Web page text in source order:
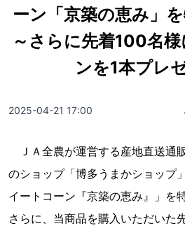
ーン「京築の恵み」
～さらに先着100名
ンを1本プレ
2025-04-21 17:00
ＪＡ全農が運営する産地直送通
のショップ「博多うまかショップ
イートコーン『京築の恵み』」を
さらに、当商品を購入いただいた